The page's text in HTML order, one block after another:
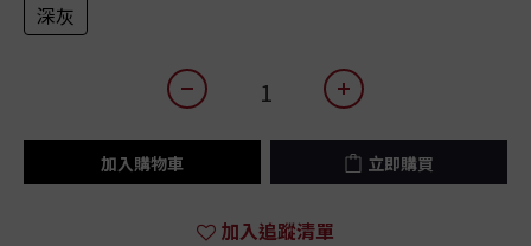
深灰
加入購物車 立即購買
加入追蹤清單